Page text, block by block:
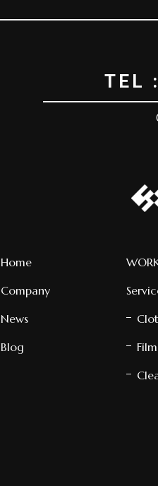
TEL :
Home
Company
News
Blog
Film